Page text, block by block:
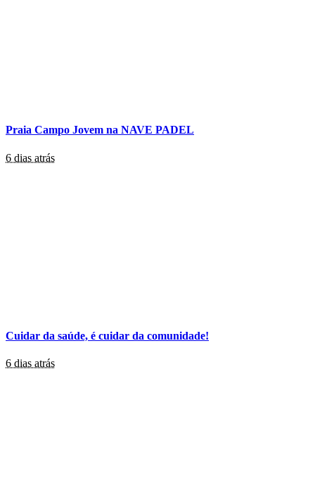
Praia Campo Jovem na NAVE PADEL
6 dias atrás
Cuidar da saúde, é cuidar da comunidade!
6 dias atrás